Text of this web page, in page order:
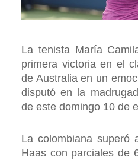
La tenista María
primera victoria en el
de Australia en un
disputó en la
de este domingo 10 de
La colombiana superó
Haas con parciales de